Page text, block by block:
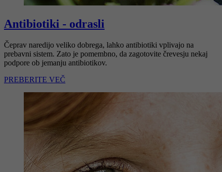
Antibiotiki - odrasli
Čeprav naredijo veliko dobrega, lahko antibiotiki vplivajo na
prebavni sistem. Zato je pomembno, da zagotovite črevesju nekaj
podpore ob jemanju antibiotikov.
PREBERITE VEČ